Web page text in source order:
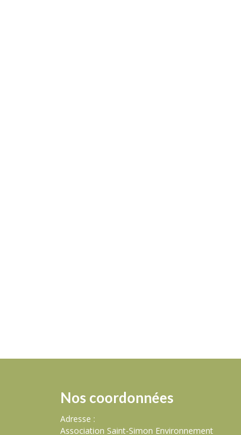
Nos coordonnées
Adresse :
Association Saint-Simon Environnement